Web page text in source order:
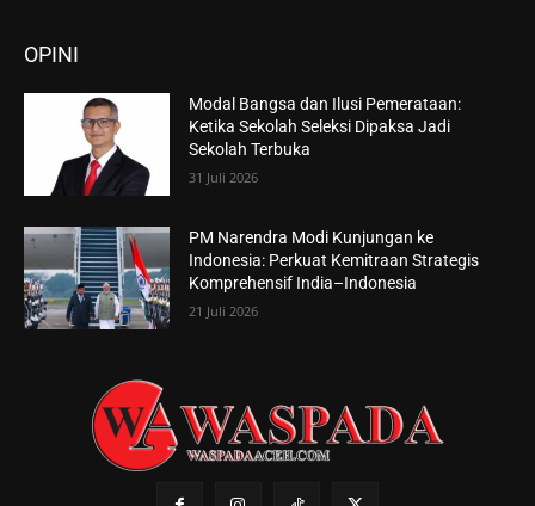
OPINI
Modal Bangsa dan Ilusi Pemerataan:
Ketika Sekolah Seleksi Dipaksa Jadi
Sekolah Terbuka
31 Juli 2026
PM Narendra Modi Kunjungan ke
Indonesia: Perkuat Kemitraan Strategis
Komprehensif India–Indonesia
21 Juli 2026